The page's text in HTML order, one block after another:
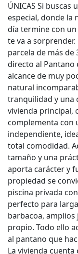
ÚNICAS Si
especial, donde la
día termine con
te va a
parcela de más de
directo al Pantano
alcance de muy
natural
tranquilidad y una
vivienda principal,
complementa con
independiente,
total comodidad.
tamaño y una
aporta carácter y
propiedad se
piscina privada
perfecto para
barbacoa,
propio. Todo ello
al pantano que
La vivienda